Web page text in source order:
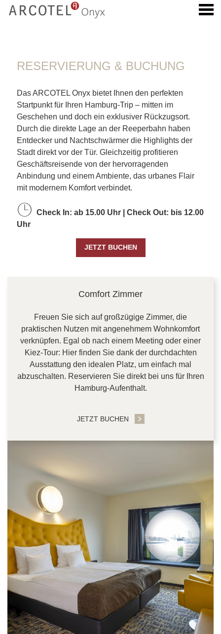
RESERVIERUNG & BUCHUNG
Das ARCOTEL Onyx bietet Ihnen den perfekten
Startpunkt für Ihren Hamburg-Trip – mitten im
Geschehen und doch ein exklusiver Rückzugsort.
Durch die direkte Lage an der Reeperbahn haben
Entdecker und Nachtschwärmer die Highlights der
Stadt direkt vor der Tür. Gleichzeitig profitieren
Geschäftsreisende von der hervorragenden
Anbindung und einem Ambiente, das urbanes Flair
mit modernem Komfort verbindet.
Check In: ab 15.00 Uhr | Check Out: bis 12.00
Uhr
JETZT BUCHEN
Comfort Zimmer
Freuen Sie sich auf großzügige Zimmer, die
praktischen Nutzen mit angenehmem Wohnkomfort
verknüpfen. Egal ob nach einem Meeting oder einer
Kiez-Tour: Hier finden Sie dank der durchdachten
Ausstattung den idealen Platz, um einfach mal
abzuschalten. Reservieren Sie direkt bei uns für Ihren
Hamburg-Aufenthalt.
JETZT BUCHEN